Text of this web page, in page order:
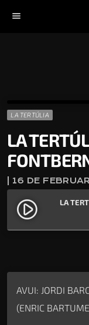
menu
LA TERTÚLIA
LA
| 16 DE
play_circle_filled LA
AVUI: JORDI
(ENRIC